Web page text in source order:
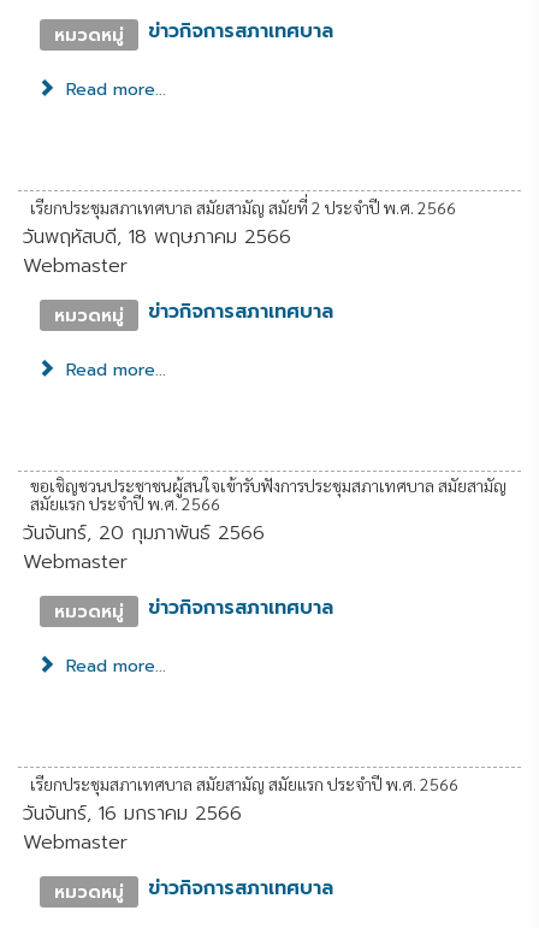
หมวดหมู่ ข่าวกิจการสภาเทศบาล
Read more...
เรียกประชุมสภาเทศบาล สมัยสามัญ สมัยที่ 2 ประจำปี พ.ศ. 2566
วันพฤหัสบดี, 18 พฤษภาคม 2566
Webmaster
หมวดหมู่ ข่าวกิจการสภาเทศบาล
Read more...
ขอเชิญชวนประชาชนผู้สนใจเข้ารับฟังการประชุมสภาเทศบาล สมัยสามัญ
สมัยแรก ประจำปี พ.ศ. 2566
วันจันทร์, 20 กุมภาพันธ์ 2566
Webmaster
หมวดหมู่ ข่าวกิจการสภาเทศบาล
Read more...
เรียกประชุมสภาเทศบาล สมัยสามัญ สมัยแรก ประจำปี พ.ศ. 2566
วันจันทร์, 16 มกราคม 2566
Webmaster
หมวดหมู่ ข่าวกิจการสภาเทศบาล